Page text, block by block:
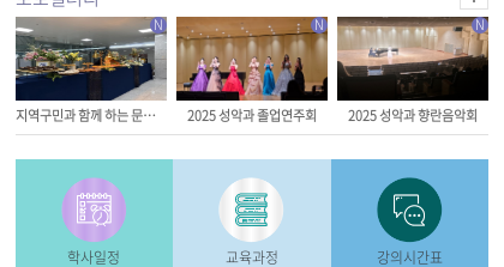
N
지역구민과 함께 하는 문화행사 오페라 마술피리
N
2025 성악과 졸업연주회
N
2025 성악과 향란음악회
학사일정 교육과정 강의시간표